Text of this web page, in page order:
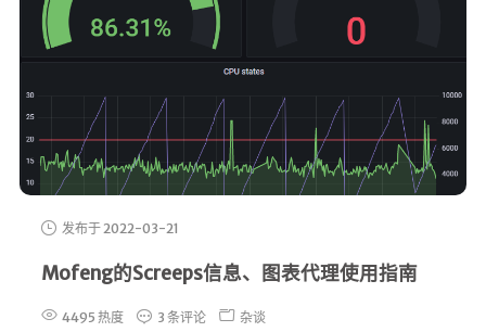
发布于 2022-03-21
Mofeng的Screeps信息、图表代理使用指南
4495 热度 3 条评论 杂谈